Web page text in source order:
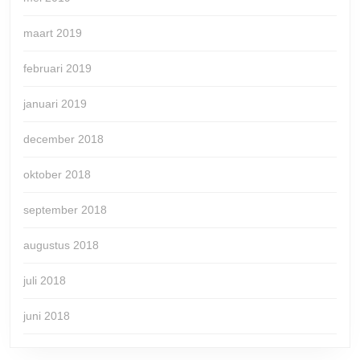
maart 2019
februari 2019
januari 2019
december 2018
oktober 2018
september 2018
augustus 2018
juli 2018
juni 2018